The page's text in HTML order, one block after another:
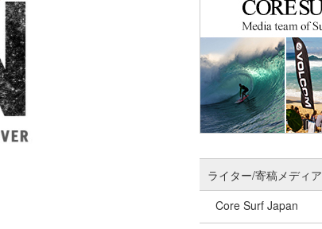
ライター/寄稿メディア
Core Surf Japan